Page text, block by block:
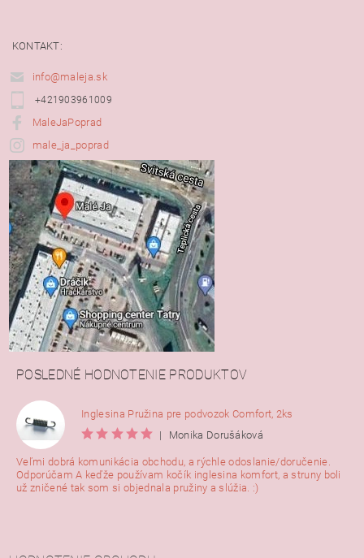
KONTAKT:
info@maleja.sk
+421903961009
MaleJaPoprad
male_ja_poprad
POSLEDNÉ HODNOTENIE PRODUKTOV
Inglesina Pružina pre podvozok Comfort, 2ks
|
Monika Dorušáková
Veľmi dobrá komunikácia obchodu, a rýchle odoslanie/doručenie.
Odporúčam A keďže používam kočík inglesina komfort, a struny boli
už zničené tak som si objednala pružiny a slúžia. :)